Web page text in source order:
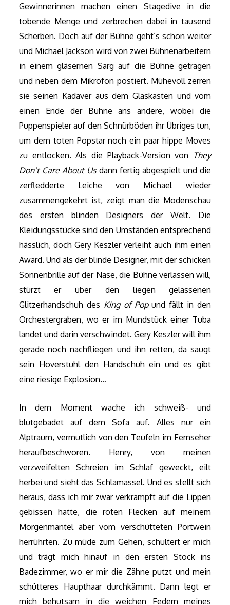
Gewinnerinnen machen einen Stagedive in die
tobende Menge und zerbrechen dabei in tausend
Scherben. Doch auf der Bühne geht’s schon weiter
und Michael Jackson wird von zwei Bühnenarbeitern
in einem gläsernen Sarg auf die Bühne getragen
und neben dem Mikrofon postiert. Mühevoll zerren
sie seinen Kadaver aus dem Glaskasten und vom
einen Ende der Bühne ans andere, wobei die
Puppenspieler auf den Schnürböden ihr Übriges tun,
um dem toten Popstar noch ein paar hippe Moves
zu entlocken. Als die Playback-Version von They
Don’t Care About Usdann fertig abgespielt und die
zerfledderte Leiche von Michael wieder
zusammengekehrt ist, zeigt man die Modenschau
des ersten blinden Designers der Welt. Die
Kleidungsstücke sind den Umständen entsprechend
hässlich, doch Gery Keszler verleiht auch ihm einen
Award. Und als der blinde Designer, mit der schicken
Sonnenbrille auf der Nase, die Bühne verlassen will,
stürzt er über den liegen gelassenen
Glitzerhandschuh des King of Popund fällt in den
Orchestergraben, wo er im Mundstück einer Tuba
landet und darin verschwindet. Gery Keszler will ihm
gerade noch nachfliegen und ihn retten, da saugt
sein Hoverstuhl den Handschuh ein und es gibt
eine riesige Explosion…
In dem Moment wache ich schweiß- und
blutgebadet auf dem Sofa auf. Alles nur ein
Alptraum, vermutlich von den Teufeln im Fernseher
heraufbeschworen. Henry, von meinen
verzweifelten Schreien im Schlaf geweckt, eilt
herbei und sieht das Schlamassel. Und es stellt sich
heraus, dass ich mir zwar verkrampft auf die Lippen
gebissen hatte, die roten Flecken auf meinem
Morgenmantel aber vom verschütteten Portwein
herrührten. Zu müde zum Gehen, schultert er mich
und trägt mich hinauf in den ersten Stock ins
Badezimmer, wo er mir die Zähne putzt und mein
schütteres Haupthaar durchkämmt. Dann legt er
mich behutsam in die weichen Federn meines